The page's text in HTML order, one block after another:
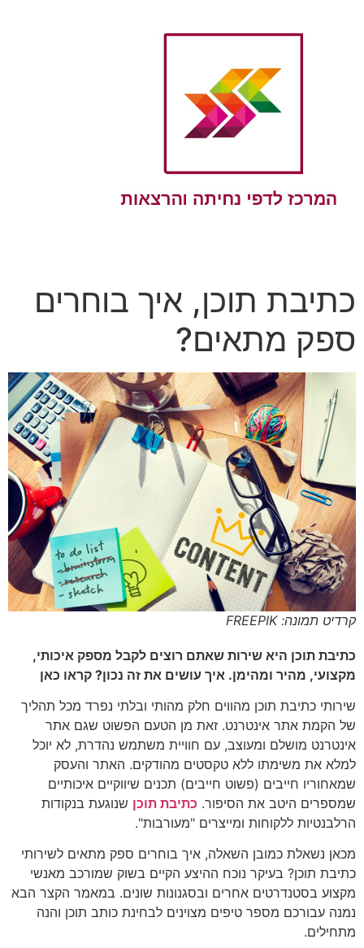
כתיבת תוכן, איך בוחרים
ספק מתאים?
קרדיט תמונה: FREEPIK
כתיבת תוכן היא שירות שאתם רוצים לקבל מספק איכותי,
מקצועי, מהיר ומהימן. איך עושים את זה נכון? קראו כאן
שירותי כתיבת תוכן מהווים חלק מהותי ובלתי נפרד מכל תהליך
של הקמת אתר אינטרנט. זאת מן הטעם הפשוט שגם אתר
אינטרנט מושלם ומעוצב, עם חוויית משתמש נהדרת, לא יוכל
למלא את משימתו ללא טקסטים מהודקים. האתר והעסק
שמאחוריו חייבים (פשוט חייבים) תכנים שיווקיים איכותיים
שמספרים היטב את הסיפור. כתיבת תוכן שנוגעת בנקודות
הרלבנטיות ללקוחות ומייצרים "מעורבות".
מכאן נשאלת כמובן השאלה, איך בוחרים ספק מתאים לשירותי
כתיבת תוכן? בעיקר נוכח ההיצע הקיים בשוק שמורכב מאנשי
מקצוע בסטנדרטים אחרים ובסגנונות שונים. במאמר הקצר הבא
נמנה עבורכם מספר טיפים מצוינים לבחינת כותב תוכן והנה
מתחילים.